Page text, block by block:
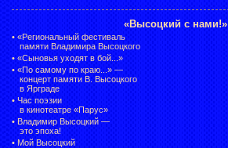
«Высоцкий с нами!»
• «Региональный фестиваль
памяти Владимира Высоцкого
• «Сыновья уходят в бой...»
• «По самому по краю...» —
концерт памяти В. Высоцкого
в Ярграде
• Час поэзии
в кинотеатре «Парус»
• Владимир Высоцкий —
это эпоха!
• Мой Высоцкий